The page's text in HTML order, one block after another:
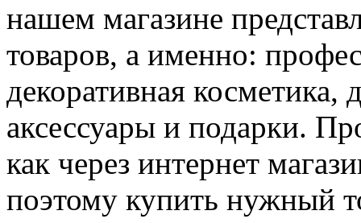
нашем магазине
товаров, а именно:
декоративная косметика,
аксессуары и подарки.
как через интернет
поэтому купить нужный